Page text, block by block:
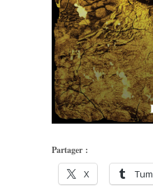
Partager :
X